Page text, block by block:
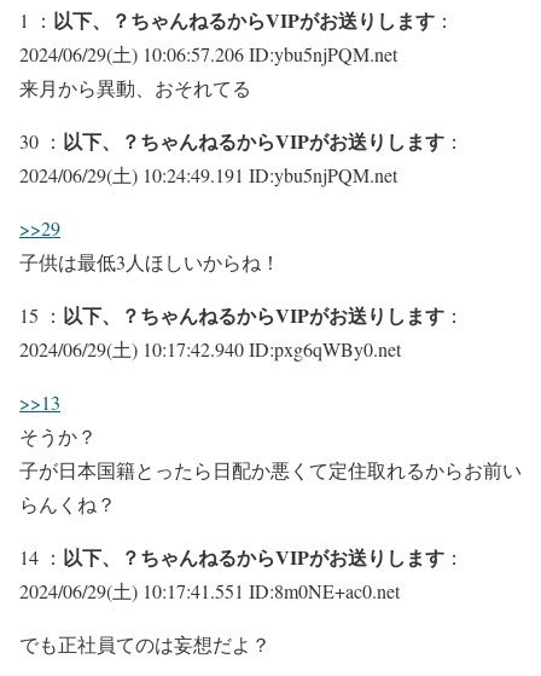
1 ： 以下、？ちゃんねるからVIPがお送りします ：
2024/06/29(土) 10:06:57.206 ID:ybu5njPQM.net
来月から異動、おそれてる
30 ： 以下、？ちゃんねるからVIPがお送りします ：
2024/06/29(土) 10:24:49.191 ID:ybu5njPQM.net
>>29
子供は最低3人ほしいからね！
15 ： 以下、？ちゃんねるからVIPがお送りします ：
2024/06/29(土) 10:17:42.940 ID:pxg6qWBy0.net
>>13
そうか？
子が日本国籍とったら日配か悪くて定住取れるからお前い
らんくね？
14 ： 以下、？ちゃんねるからVIPがお送りします ：
2024/06/29(土) 10:17:41.551 ID:8m0NE+ac0.net
でも正社員てのは妄想だよ？